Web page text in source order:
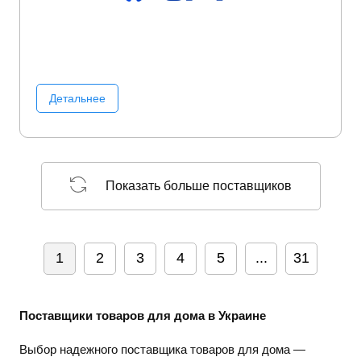
Детальнее
Показать больше поставщиков
1 2 3 4 5 ... 31
Поставщики товаров для дома в Украине
Выбор надежного поставщика товаров для дома —